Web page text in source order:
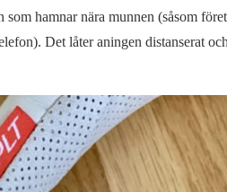
hamnar nära munnen (såsom
Det låter aningen distanserat